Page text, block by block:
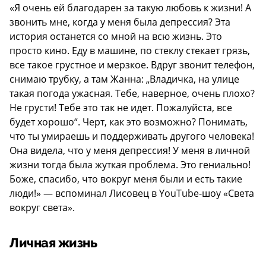
«Я очень ей благодарен за такую любовь к жизни! А
звонить мне, когда у меня была депрессия? Эта
история останется со мной на всю жизнь. Это
просто кино. Еду в машине, по стеклу стекает грязь,
все такое грустное и мерзкое. Вдруг звонит телефон,
снимаю трубку, а там Жанна: „Владичка, на улице
такая погода ужасная. Тебе, наверное, очень плохо?
Не грусти! Тебе это так не идет. Пожалуйста, все
будет хорошо“. Черт, как это возможно? Понимать,
что ты умираешь и поддерживать другого человека!
Она видела, что у меня депрессия! У меня в личной
жизни тогда была жуткая проблема. Это гениально!
Боже, спасибо, что вокруг меня были и есть такие
люди!» — вспоминал Лисовец в YouTube-шоу «Света
вокруг света».
Личная жизнь